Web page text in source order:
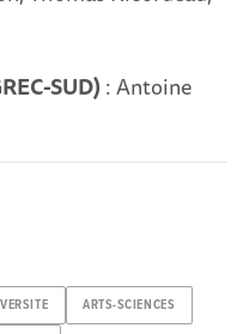
SUD) : Antoine
ARTS-SCIENCES